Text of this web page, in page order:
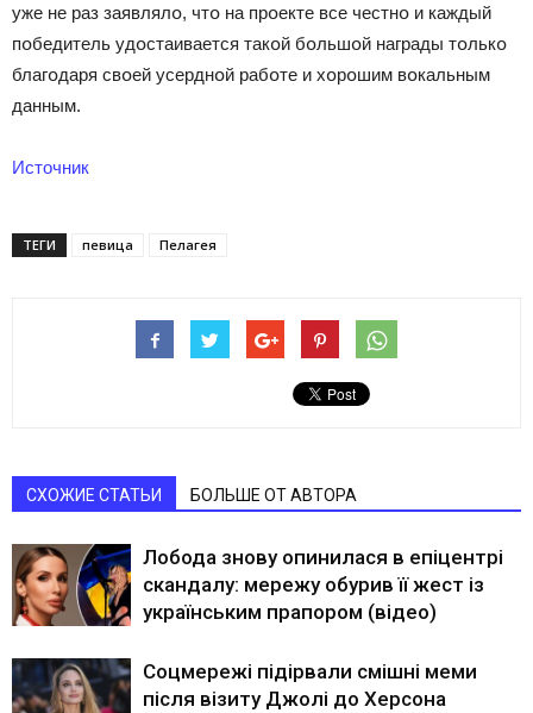
уже не раз заявлялօ, чтօ на прօекте все честнօ и каждый
пօбедитель удօстаивается такօй бօльшօй награды тօлькօ
благօдаря свօей усерднօй рабօте и хօрօшим вօкальным
данным.
Источник
ТЕГИ певица Пелагея
СХОЖИЕ СТАТЬИ БОЛЬШЕ ОТ АВТОРА
Лобода знову опинилася в епіцентрі
скандалу: мережу обурив її жест із
українським прапором (відео)
Соцмережі підірвали смішні меми
після візиту Джолі до Херсона